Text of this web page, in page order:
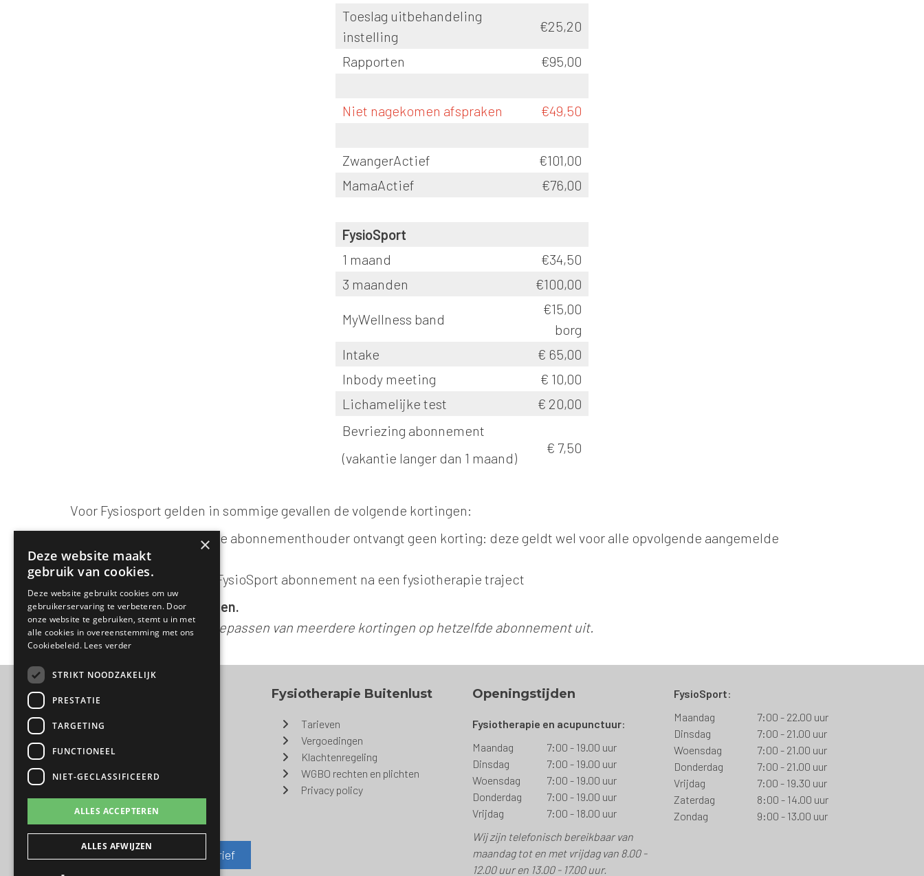
Toeslag uitbehandeling
instelling
€25,20
Rapporten €95,00
Niet nagekomen afspraken €49,50
ZwangerActief
€101,00
MamaActief
€76,00
FysioSport
1 maand
€34,50
3 maanden
€100,00
MyWellness band
€15,00
borg
Intake
€ 65,00
Inbody meeting
€ 10,00
Lichamelijke test
€ 20,00
Bevriezing abonnement
(vakantie langer dan 1 maand)
€ 7,50
Voor Fysiosport gelden in sommige gevallen de volgende kortingen:
10% gezinskorting (de abonnementhouder ontvangt geen korting: deze geldt wel voor alle opvolgende aangemelde
gezinsleden)
20% korting op een FysioSport abonnement na een fysiotherapie traject
Vraag naar de voorwaarden.
Deze regeling sluit het toepassen van meerdere kortingen op hetzelfde abonnement uit.
Contact
Fysiotherapie Buitenlust
5803 AZ Venray
T : 0478 - 55 01 56
Aanmelden voor nieuwsbrief
Fysiotherapie Buitenlust
Tarieven
Vergoedingen
Klachtenregeling
WGBO rechten en plichten
Privacy policy
Openingstijden
Fysiotherapie en acupunctuur:
Maandag
7:00 - 19.00 uur
Dinsdag
7:00 - 19.00 uur
Woensdag
7:00 - 19.00 uur
Donderdag
7:00 - 19.00 uur
Vrijdag
7:00 - 18.00 uur
Wij zijn telefonisch bereikbaar van
maandag tot en met vrijdag van 8.00 -
12.00 uur en 13.00 - 17.00 uur.
FysioSport:
Maandag
7:00 - 22.00 uur
Dinsdag
7:00 - 21.00 uur
Woensdag
7:00 - 21.00 uur
Donderdag
7:00 - 21.00 uur
Vrijdag
7:00 - 19.30 uur
Zaterdag
8:00 - 14.00 uur
Zondag
9:00 - 13.00 uur
×
Deze website maakt
gebruik van cookies.
Deze website gebruikt cookies om uw
gebruikerservaring te verbeteren. Door
onze website te gebruiken, stemt u in met
alle cookies in overeenstemming met ons
Cookiebeleid. Lees verder
STRIKT NOODZAKELIJK
PRESTATIE
TARGETING
FUNCTIONEEL
NIET-GECLASSIFICEERD
ALLES ACCEPTEREN
ALLES AFWIJZEN